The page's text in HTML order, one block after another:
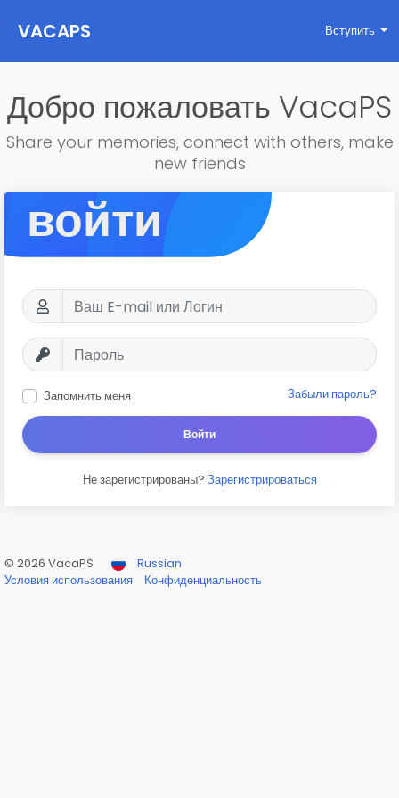
VACAPS Вступить
Добро пожаловать VacaPS
Share your memories, connect with others, make
new friends
войти
Запомнить меня Забыли пароль?
Войти
Не зарегистрированы? Зарегистрироваться
© 2026 VacaPS
Russian
Условия использования
Конфиденциальность